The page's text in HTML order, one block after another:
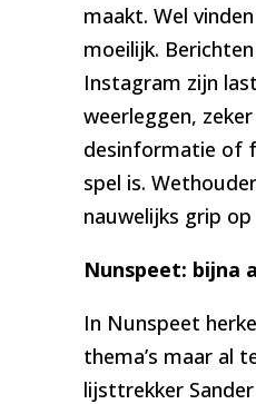
maakt. Wel
moeilijk.
Instagram zijn
weerleggen,
desinformatie of
spel is.
nauwelijks grip
Nunspeet: bijna
In Nunspeet
thema’s maar al
lijsttrekker